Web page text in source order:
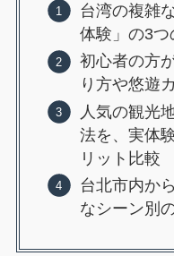
台湾の複雑
体験」の3
初心者の方
り方や悠遊
人気の観光
法を、実体
リット比較
台北市内か
なシーン別